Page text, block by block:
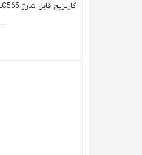
کارتریج قابل شارژ Brother LC565